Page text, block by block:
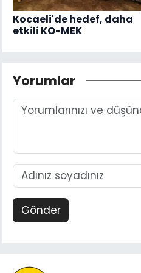
Kocaeli'de hedef, daha
etkili KO-MEK
Yorumlar
Gönder